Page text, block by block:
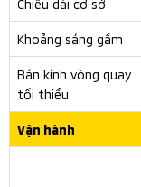
cường cứng hơn,
với 2 phiên bản
Động cơ 2.4L
201 mã lực và
hộp số tự động
cầu chủ động
Động cơ 2.4L